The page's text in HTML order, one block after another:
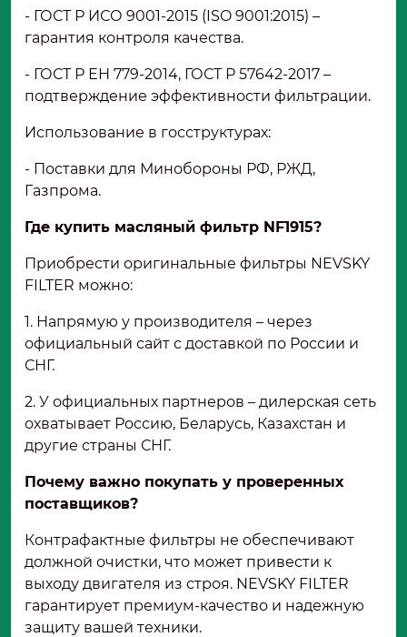
- ГОСТ Р ИСО 9001-2015 (ISO 9001:2015) –
гарантия контроля качества.
- ГОСТ Р ЕН 779-2014, ГОСТ Р 57642-2017 –
подтверждение эффективности фильтрации.
Использование в госструктурах:
- Поставки для Минобороны РФ, РЖД,
Газпрома.
Где купить масляный фильтр NF1915?
Приобрести оригинальные фильтры NEVSKY
FILTER можно:
1. Напрямую у производителя – через
официальный сайт с доставкой по России и
СНГ.
2. У официальных партнеров – дилерская сеть
охватывает Россию, Беларусь, Казахстан и
другие страны СНГ.
Почему важно покупать у проверенных
поставщиков?
Контрафактные фильтры не обеспечивают
должной очистки, что может привести к
выходу двигателя из строя. NEVSKY FILTER
гарантирует премиум-качество и надежную
защиту вашей техники.